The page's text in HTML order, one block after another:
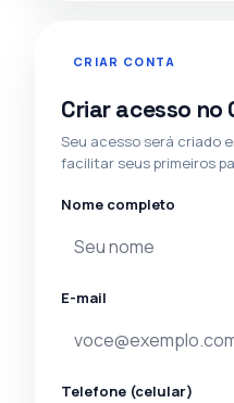
CRIAR CONTA
Criar acesso no
Seu acesso será criado
facilitar seus primeiros
Nome completo
E-mail
Telefone (celular)